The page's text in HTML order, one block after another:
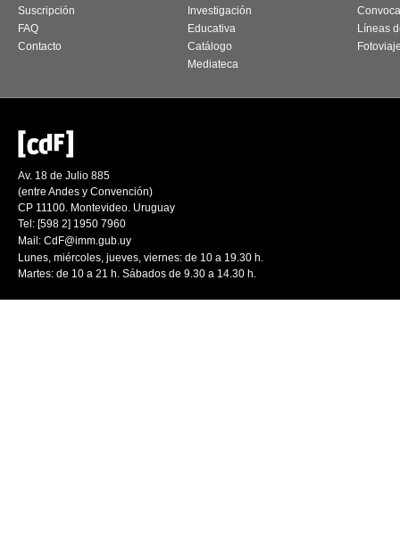
Suscripción
FAQ
Contacto
Investigación
Educativa
Catálogo
Mediateca
Líneas
Av. 18 de Julio 885
(entre Andes y Convención)
CP 11100. Montevideo. Uruguay
Tel: [598 2] 1950 7960
Mail: CdF@imm.gub.uy
Lunes, miércoles, jueves, viernes: de 10 a 19.30 h.
Martes: de 10 a 21 h. Sábados de 9.30 a 14.30 h.